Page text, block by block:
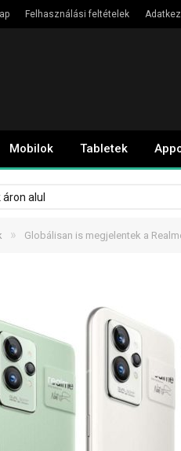
Felhasználási feltételek
Mobilok Tabletek
alul
» Globálisan is megjelentek a